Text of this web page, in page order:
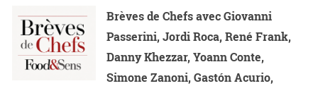
Brèves de Chefs avec Giovanni
Passerini, Jordi Roca, René Frank,
Danny Khezzar, Yoann Conte,
Simone Zanoni, Gastón Acurio,